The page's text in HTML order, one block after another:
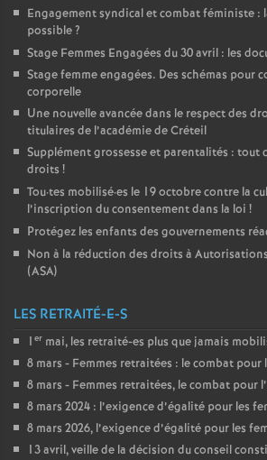
Engagement syndical et combat féministe :
possible?
Stage Femmes Engagées du 30 avril : les
Stage femme engagées. Des schémas pour
corporelle
Une nouvelle avancée dans le respect des
titulaires de l’académie de Créteil
Supplément grossesse et parentalités : tout
droits !
Tou·tes mobilisé·es le 19 octobre contre la
l’inscription du consentement dans la loi !
Protégez les enfants des gouvernements
Non à la réduction des droits à
(ASA)
LES RETRAITÉ-E-S
1 er mai, les retraité-es plus que jamais
8 mars - Femmes retraitées : le combat pour
8 mars - Femmes retraitées, le combat pour
8 mars 2024 : l’exigence d’égalité pour les
8 mars 2026, l’exigence d’égalité pour les
13 avril, veille de la décision du conseil